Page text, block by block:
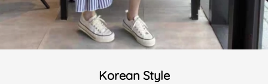
Korean Style